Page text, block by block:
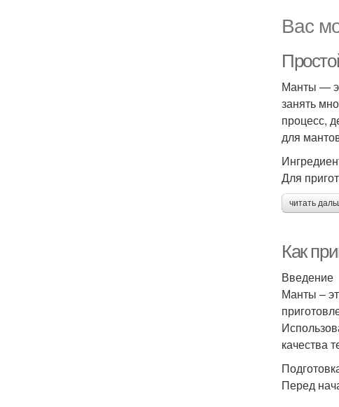
Вас
Манты —
занять
процесс,
для
Для
читать
Как
Введение
Манты –
качества
Перед